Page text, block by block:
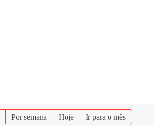
Por semana Hoje Ir para o mês